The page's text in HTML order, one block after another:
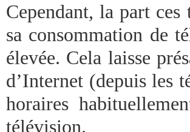
Cependant, la part
sa consommation de
élevée. Cela laisse
d’Internet (depuis les
horaires
télévision.